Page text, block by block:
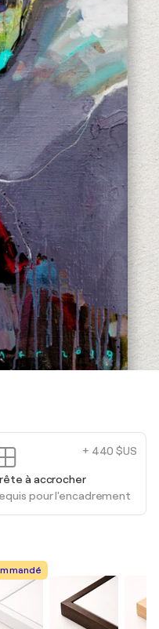
+ 440 $US
à accrocher
pour l'encadrement